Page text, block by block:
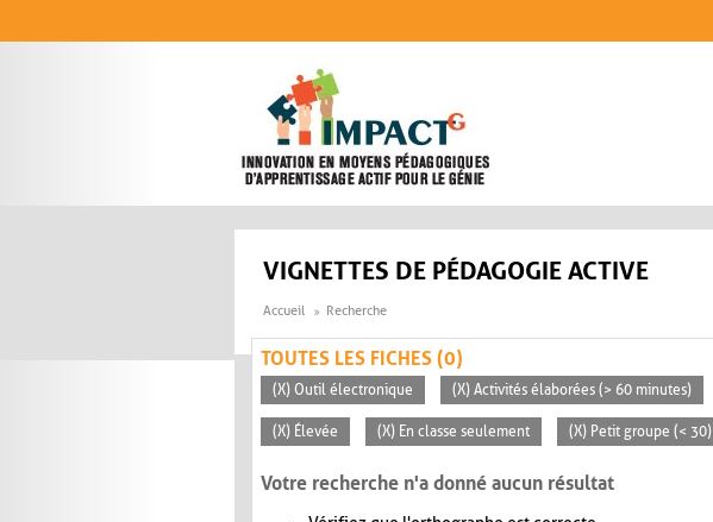
VIGNETTES DE PÉDAGOGIE ACTIVE
Accueil Recherche
TOUTES LES FICHES (0)
(X) Outil électronique (X) Activités élaborées (> 60 minutes)
(X) Élevée (X) En classe seulement (X) Petit groupe (< 30)
Votre recherche n'a donné aucun résultat